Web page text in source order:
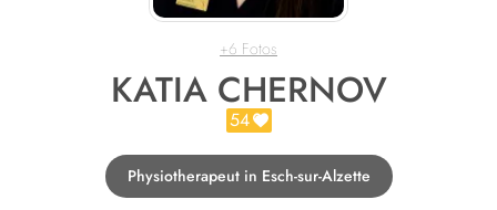
+6 Fotos
KATIA CHERNOV
54
Physiotherapeut in Esch-sur-Alzette